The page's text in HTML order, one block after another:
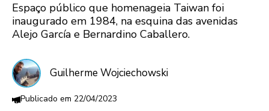
Espaço público que homenageia Taiwan foi
inaugurado em 1984, na esquina das avenidas
Alejo García e Bernardino Caballero.
Guilherme Wojciechowski
22/04/2023